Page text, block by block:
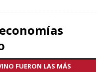
FUERON LAS MÁS